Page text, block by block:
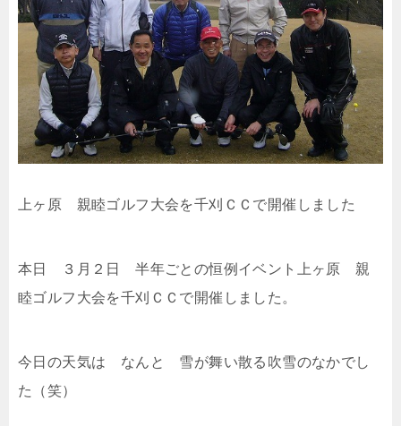
上ヶ原 親睦ゴルフ大会を千刈ＣＣで開催しました
本日 ３月２日 半年ごとの恒例イベント上ヶ原 親
睦ゴルフ大会を千刈ＣＣで開催しました。
今日の天気は なんと 雪が舞い散る吹雪のなかでし
た（笑）